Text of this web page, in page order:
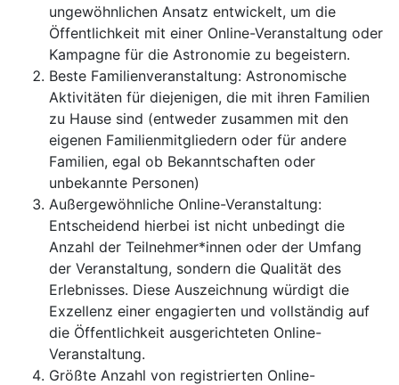
ungewöhnlichen Ansatz entwickelt, um die
Öffentlichkeit mit einer Online-Veranstaltung oder
Kampagne für die Astronomie zu begeistern.
Beste Familienveranstaltung: Astronomische
Aktivitäten für diejenigen, die mit ihren Familien
zu Hause sind (entweder zusammen mit den
eigenen Familienmitgliedern oder für andere
Familien, egal ob Bekanntschaften oder
unbekannte Personen)
Außergewöhnliche Online-Veranstaltung:
Entscheidend hierbei ist nicht unbedingt die
Anzahl der Teilnehmer*innen oder der Umfang
der Veranstaltung, sondern die Qualität des
Erlebnisses. Diese Auszeichnung würdigt die
Exzellenz einer engagierten und vollständig auf
die Öffentlichkeit ausgerichteten Online-
Veranstaltung.
Größte Anzahl von registrierten Online-